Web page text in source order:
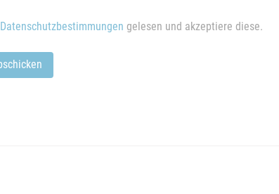
Datenschutzbestimmungen gelesen und akzeptiere diese.